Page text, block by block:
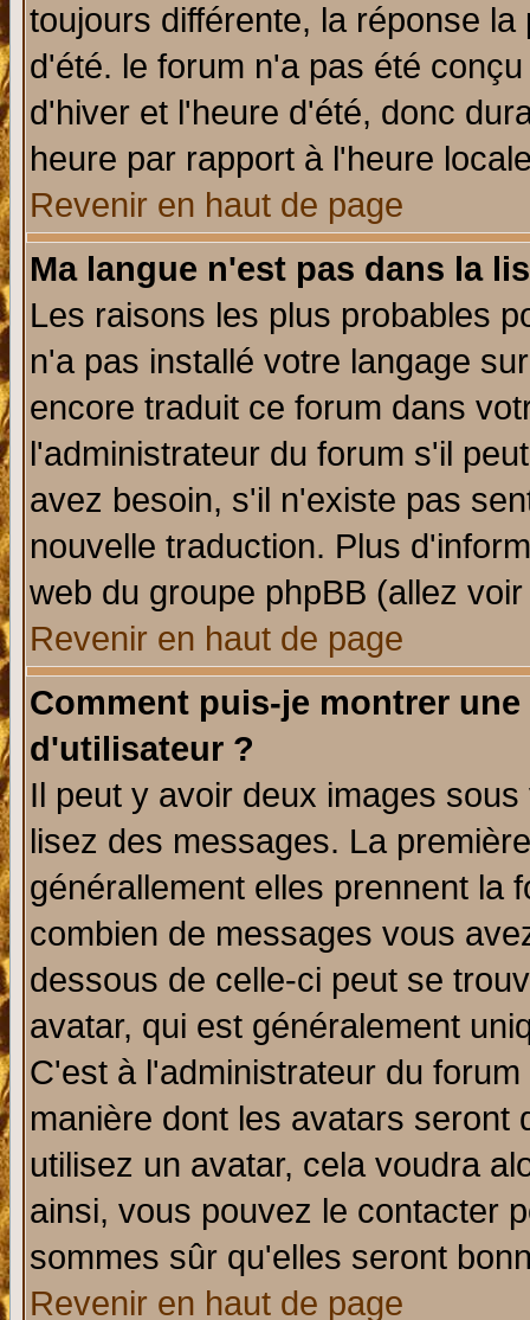
toujours différente, la réponse
d'été. le forum n'a pas été
d'hiver et l'heure d'été, donc
heure par rapport à l'heure
Revenir en haut de page
Ma langue n'est pas dans la
Les raisons les plus probables
n'a pas installé votre langage
encore traduit ce forum dans
l'administrateur du forum s'il
avez besoin, s'il n'existe pas
nouvelle traduction. Plus
web du groupe phpBB (allez
Revenir en haut de page
Comment puis-je montrer
d'utilisateur ?
Il peut y avoir deux images
lisez des messages. La
générallement elles prennent la
combien de messages vous
dessous de celle-ci peut se
avatar, qui est généralement
C'est à l'administrateur du
manière dont les avatars seront
utilisez un avatar, cela voudra
ainsi, vous pouvez le contacter
sommes sûr qu'elles seront
Revenir en haut de page